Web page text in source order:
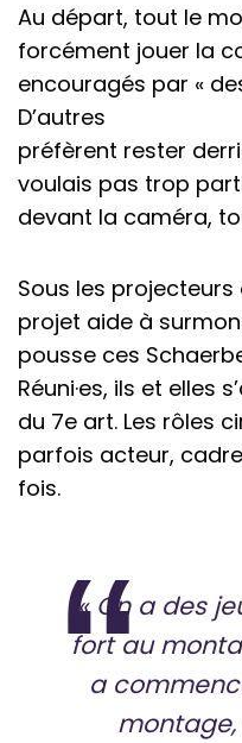
Au départ, tout le
forcément jouer la
encouragés par «
D’autres
préfèrent rester
voulais pas trop
devant la caméra,
Sous les
projet aide à
pousse ces
Réuni·es, ils et elles
du 7e art. Les rôles
parfois acteur,
fois.
« On a des
fort au
a
montage,